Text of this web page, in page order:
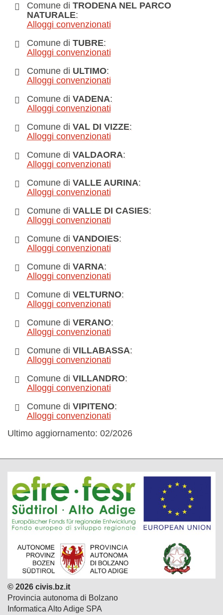
Comune di TRODENA NEL PARCO
NATURALE:
Alloggi convenzionati
Comune di TUBRE:
Alloggi convenzionati
Comune di ULTIMO:
Alloggi convenzionati
Comune di VADENA:
Alloggi convenzionati
Comune di VAL DI VIZZE:
Alloggi convenzionati
Comune di VALDAORA:
Alloggi convenzionati
Comune di VALLE AURINA:
Alloggi convenzionati
Comune di VALLE DI CASIES:
Alloggi convenzionati
Comune di VANDOIES:
Alloggi convenzionati
Comune di VARNA:
Alloggi convenzionati
Comune di VELTURNO:
Alloggi convenzionati
Comune di VERANO:
Alloggi convenzionati
Comune di VILLABASSA:
Alloggi convenzionati
Comune di VILLANDRO:
Alloggi convenzionati
Comune di VIPITENO:
Alloggi convenzionati
Ultimo aggiornamento: 02/2026
© 2026 civis.bz.it
Provincia autonoma di Bolzano
Informatica Alto Adige SPA